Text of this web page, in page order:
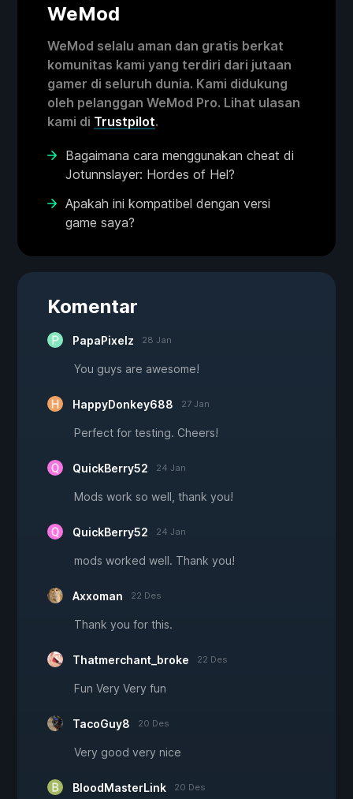
WeMod
WeMod selalu aman dan gratis berkat
komunitas kami yang terdiri dari jutaan
gamer di seluruh dunia. Kami didukung
oleh pelanggan WeMod Pro. Lihat ulasan
kami di Trustpilot.
Bagaimana cara menggunakan cheat di
Jotunnslayer: Hordes of Hel?
Apakah ini kompatibel dengan versi
game saya?
Komentar
PapaPixelz 28 Jan
You guys are awesome!
HappyDonkey688 27 Jan
Perfect for testing. Cheers!
QuickBerry52 24 Jan
Mods work so well, thank you!
QuickBerry52 24 Jan
mods worked well. Thank you!
Axxoman 22 Des
Thank you for this.
Thatmerchant_broke 22 Des
Fun Very Very fun
TacoGuy8 20 Des
Very good very nice
BloodMasterLink 20 Des